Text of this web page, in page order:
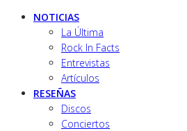
NOTICIAS
La Última
Rock In Facts
Entrevistas
Artículos
RESEÑAS
Discos
Conciertos